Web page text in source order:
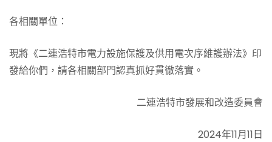
各相關單位：
現將《二連浩特市電力設施保護及供用電次序維護辦法》印
發給你們，請各相關部門認真抓好貫徹落實。
二連浩特市發展和改造委員會
2024年11月11日